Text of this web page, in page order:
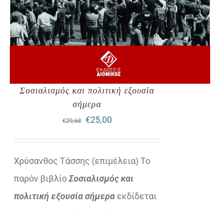
Σοσιαλισμός και πολιτική εξουσία
σήμερα
€29,68
Original
price
€29,68.
€25,00Η
τρέχουσα
τιμή
είναι:
€25,00.
Χρύσανθος Τάσσης (επιμέλεια) Το
παρόν βιβλίοΣοσιαλισμός και
πολιτική εξουσία σήμερα εκδίδεται